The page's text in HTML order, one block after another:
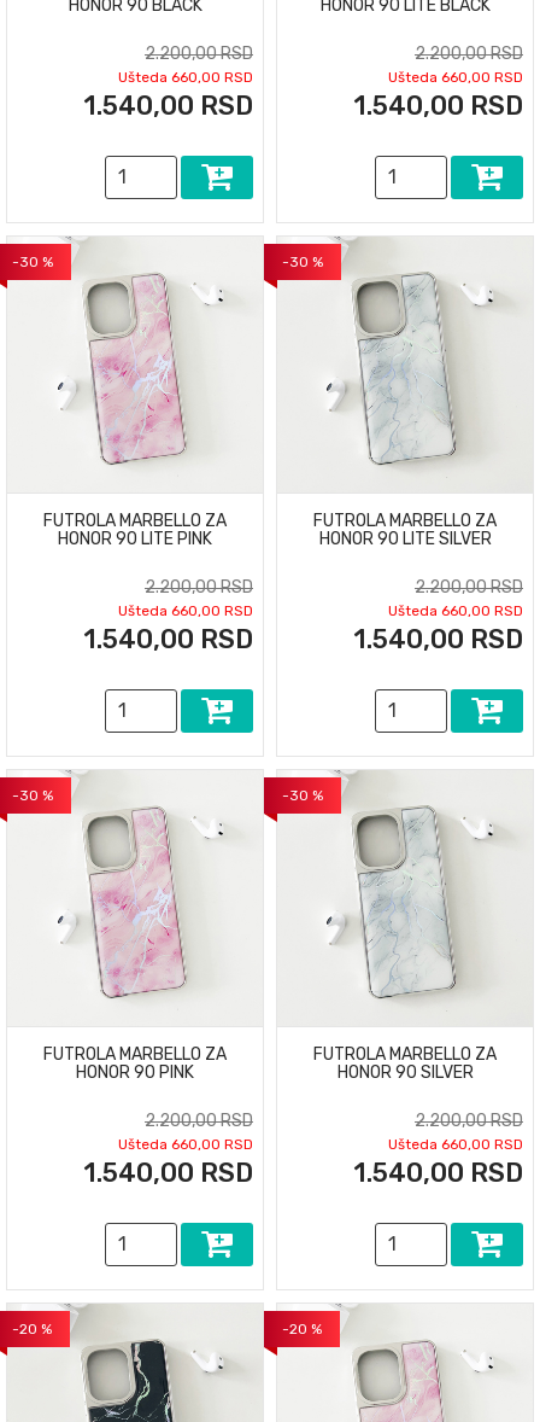
HONOR 90 BLACK
2.200,00 RSD
Ušteda 660,00 RSD
1.540,00 RSD
HONOR 90 LITE BLACK
2.200,00 RSD
Ušteda 660,00 RSD
1.540,00 RSD
-30 %
FUTROLA MARBELLO ZA
HONOR 90 LITE PINK
2.200,00 RSD
Ušteda 660,00 RSD
1.540,00 RSD
-30 %
FUTROLA MARBELLO ZA
HONOR 90 LITE SILVER
2.200,00 RSD
Ušteda 660,00 RSD
1.540,00 RSD
-30 %
FUTROLA MARBELLO ZA
HONOR 90 PINK
2.200,00 RSD
Ušteda 660,00 RSD
1.540,00 RSD
-30 %
FUTROLA MARBELLO ZA
HONOR 90 SILVER
2.200,00 RSD
Ušteda 660,00 RSD
1.540,00 RSD
-20 % -20 %